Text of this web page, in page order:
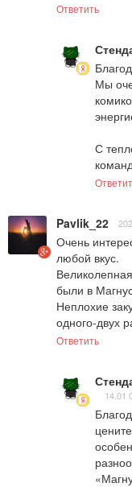
Ответить
Мы
С
Pavlik_22
Очень
любой вкус.
были в
Неплохие
одного-двух
Ответить
14.01